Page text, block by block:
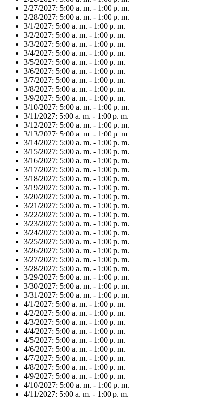
2/27/2027: 5:00 a. m. - 1:00 p. m.
2/28/2027: 5:00 a. m. - 1:00 p. m.
3/1/2027: 5:00 a. m. - 1:00 p. m.
3/2/2027: 5:00 a. m. - 1:00 p. m.
3/3/2027: 5:00 a. m. - 1:00 p. m.
3/4/2027: 5:00 a. m. - 1:00 p. m.
3/5/2027: 5:00 a. m. - 1:00 p. m.
3/6/2027: 5:00 a. m. - 1:00 p. m.
3/7/2027: 5:00 a. m. - 1:00 p. m.
3/8/2027: 5:00 a. m. - 1:00 p. m.
3/9/2027: 5:00 a. m. - 1:00 p. m.
3/10/2027: 5:00 a. m. - 1:00 p. m.
3/11/2027: 5:00 a. m. - 1:00 p. m.
3/12/2027: 5:00 a. m. - 1:00 p. m.
3/13/2027: 5:00 a. m. - 1:00 p. m.
3/14/2027: 5:00 a. m. - 1:00 p. m.
3/15/2027: 5:00 a. m. - 1:00 p. m.
3/16/2027: 5:00 a. m. - 1:00 p. m.
3/17/2027: 5:00 a. m. - 1:00 p. m.
3/18/2027: 5:00 a. m. - 1:00 p. m.
3/19/2027: 5:00 a. m. - 1:00 p. m.
3/20/2027: 5:00 a. m. - 1:00 p. m.
3/21/2027: 5:00 a. m. - 1:00 p. m.
3/22/2027: 5:00 a. m. - 1:00 p. m.
3/23/2027: 5:00 a. m. - 1:00 p. m.
3/24/2027: 5:00 a. m. - 1:00 p. m.
3/25/2027: 5:00 a. m. - 1:00 p. m.
3/26/2027: 5:00 a. m. - 1:00 p. m.
3/27/2027: 5:00 a. m. - 1:00 p. m.
3/28/2027: 5:00 a. m. - 1:00 p. m.
3/29/2027: 5:00 a. m. - 1:00 p. m.
3/30/2027: 5:00 a. m. - 1:00 p. m.
3/31/2027: 5:00 a. m. - 1:00 p. m.
4/1/2027: 5:00 a. m. - 1:00 p. m.
4/2/2027: 5:00 a. m. - 1:00 p. m.
4/3/2027: 5:00 a. m. - 1:00 p. m.
4/4/2027: 5:00 a. m. - 1:00 p. m.
4/5/2027: 5:00 a. m. - 1:00 p. m.
4/6/2027: 5:00 a. m. - 1:00 p. m.
4/7/2027: 5:00 a. m. - 1:00 p. m.
4/8/2027: 5:00 a. m. - 1:00 p. m.
4/9/2027: 5:00 a. m. - 1:00 p. m.
4/10/2027: 5:00 a. m. - 1:00 p. m.
4/11/2027: 5:00 a. m. - 1:00 p. m.